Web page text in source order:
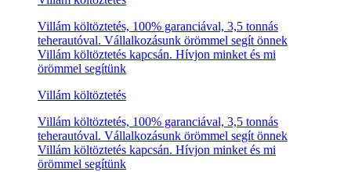
Villám költöztetés, 100% garanciával, 3,5 tonnás
teherautóval. Vállalkozásunk örömmel segít önnek
Villám költöztetés kapcsán. Hívjon minket és mi
örömmel segítünk
Villám költöztetés
Villám költöztetés, 100% garanciával, 3,5 tonnás
teherautóval. Vállalkozásunk örömmel segít önnek
Villám költöztetés kapcsán. Hívjon minket és mi
örömmel segítünk